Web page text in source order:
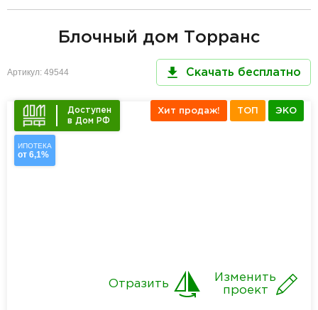
Блочный дом Торранс
Артикул: 49544 Скачать бесплатно
Доступен
в Дом РФ
ИПОТЕКА
от 6,1%
Хит продаж! ТОП ЭКО
Изменить
проект
Отразить